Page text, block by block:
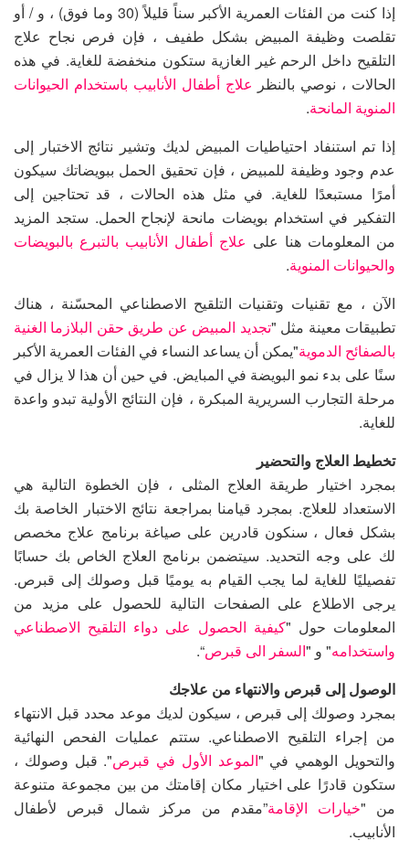
إذا كنت من الفئات العمرية الأكبر سناً قليلاً (30 وما فوق) ، و / أو
تقلصت وظيفة المبيض بشكل طفيف ، فإن فرص نجاح علاج
التلقيح داخل الرحم غير الغازية ستكون منخفضة للغاية. في هذه
الحالات ، نوصي بالنظر علاج أطفال الأنابيب باستخدام الحيوانات
المنوية المانحة.
إذا تم استنفاد احتياطيات المبيض لديك وتشير نتائج الاختبار إلى
عدم وجود وظيفة للمبيض ، فإن تحقيق الحمل ببويضاتك سيكون
أمرًا مستبعدًا للغاية. في مثل هذه الحالات ، قد تحتاجين إلى
التفكير في استخدام بويضات مانحة لإنجاح الحمل. ستجد المزيد
من المعلومات هنا على علاج أطفال الأنابيب بالتبرع بالبويضات
والحيوانات المنوية.
الآن ، مع تقنيات وتقنيات التلقيح الاصطناعي المحسّنة ، هناك
تطبيقات معينة مثل "تجديد المبيض عن طريق حقن البلازما الغنية
بالصفائح الدموية"يمكن أن يساعد النساء في الفئات العمرية الأكبر
سنًا على بدء نمو البويضة في المبايض. في حين أن هذا لا يزال في
مرحلة التجارب السريرية المبكرة ، فإن النتائج الأولية تبدو واعدة
للغاية.
تخطيط العلاج والتحضير
بمجرد اختيار طريقة العلاج المثلى ، فإن الخطوة التالية هي
الاستعداد للعلاج. بمجرد قيامنا بمراجعة نتائج الاختبار الخاصة بك
بشكل فعال ، سنكون قادرين على صياغة برنامج علاج مخصص
لك على وجه التحديد. سيتضمن برنامج العلاج الخاص بك حسابًا
تفصيليًا للغاية لما يجب القيام به يوميًا قبل وصولك إلى قبرص.
يرجى الاطلاع على الصفحات التالية للحصول على مزيد من
المعلومات حول "كيفية الحصول على دواء التلقيح الاصطناعي
واستخدامه" و "السفر الى قبرص“.
الوصول إلى قبرص والانتهاء من علاجك
بمجرد وصولك إلى قبرص ، سيكون لديك موعد محدد قبل الانتهاء
من إجراء التلقيح الاصطناعي. ستتم عمليات الفحص النهائية
والتحويل الوهمي في "الموعد الأول في قبرص". قبل وصولك ،
ستكون قادرًا على اختيار مكان إقامتك من بين مجموعة متنوعة
من "خيارات الإقامة”مقدم من مركز شمال قبرص لأطفال
الأنابيب.